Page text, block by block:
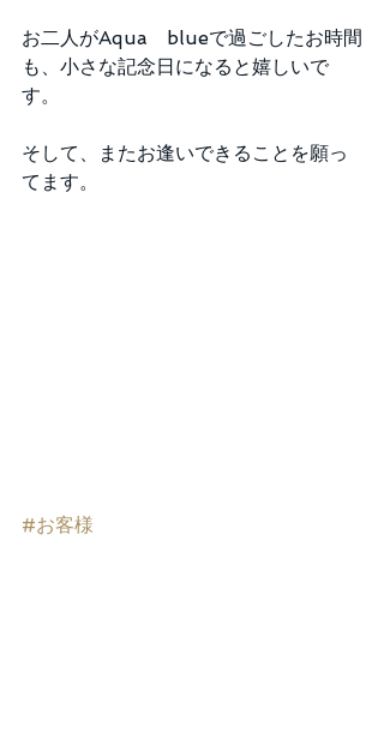
お二人がAqua　blueで過ごしたお時間
も、小さな記念日になると嬉しいで
す。
そして、またお逢いできることを願っ
てます。
#お客様